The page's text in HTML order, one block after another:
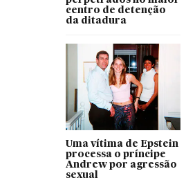
centro de detenção
da ditadura
Uma vítima de Epstein
processa o príncipe
Andrew por agressão
sexual